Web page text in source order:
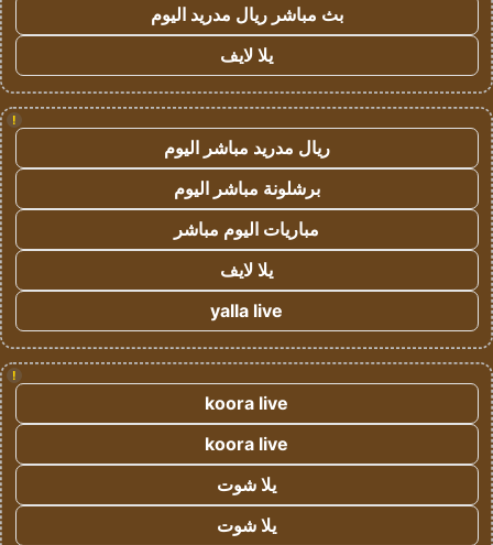
بث مباشر ريال مدريد اليوم
يلا لايف
!
ريال مدريد مباشر اليوم
برشلونة مباشر اليوم
مباريات اليوم مباشر
يلا لايف
yalla live
!
koora live
koora live
يلا شوت
يلا شوت